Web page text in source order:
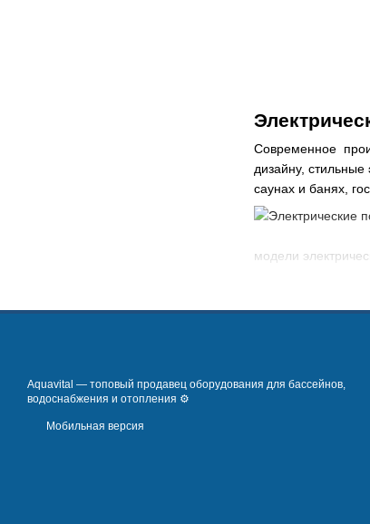
Современное
дизайну, стильные
саунах и банях,
модели
производителей
бюджетных
Наш магазин
электрической
Aquavital — топовый продавец оборудования для бассейнов,
водоснабжения и отопления ⚙️
Мобильная версия